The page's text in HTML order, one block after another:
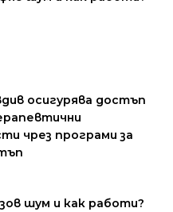
осигурява достъп
чрез програми за
шум и как работи?